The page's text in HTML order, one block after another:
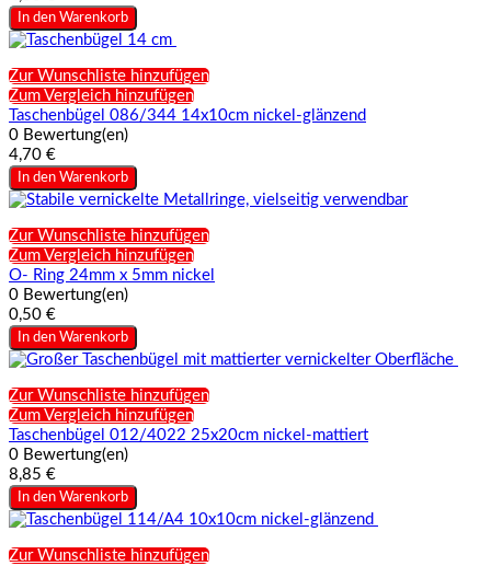
In den Warenkorb
Zur Wunschliste hinzufügen
Zum Vergleich hinzufügen
Taschenbügel 086/344 14x10cm nickel-glänzend
0 Bewertung(en)
4,70 €
In den Warenkorb
Zur Wunschliste hinzufügen
Zum Vergleich hinzufügen
O- Ring 24mm x 5mm nickel
0 Bewertung(en)
0,50 €
In den Warenkorb
Zur Wunschliste hinzufügen
Zum Vergleich hinzufügen
Taschenbügel 012/4022 25x20cm nickel-mattiert
0 Bewertung(en)
8,85 €
In den Warenkorb
Zur Wunschliste hinzufügen